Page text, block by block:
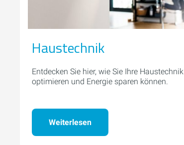
Haustechnik
Entdecken Sie hier, wie Sie Ihre Haustechnik
optimieren und Energie sparen können.
Weiterlesen